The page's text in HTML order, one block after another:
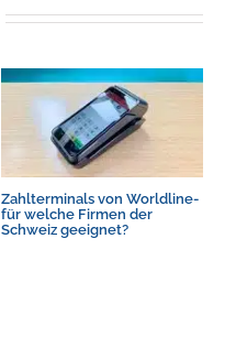
Zahlterminals von Worldline-
für welche Firmen der
Schweiz geeignet?